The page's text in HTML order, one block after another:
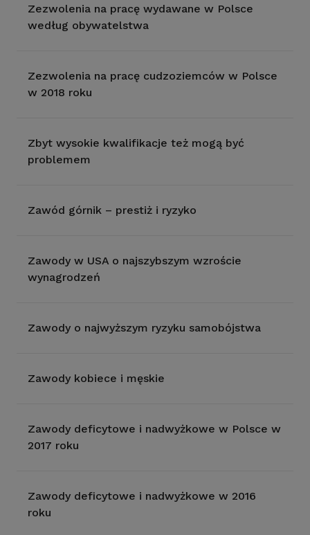
Zezwolenia na pracę wydawane w Polsce
według obywatelstwa
Zezwolenia na pracę cudzoziemców w Polsce
w 2018 roku
Zbyt wysokie kwalifikacje też mogą być
problemem
Zawód górnik – prestiż i ryzyko
Zawody w USA o najszybszym wzroście
wynagrodzeń
Zawody o najwyższym ryzyku samobójstwa
Zawody kobiece i męskie
Zawody deficytowe i nadwyżkowe w Polsce w
2017 roku
Zawody deficytowe i nadwyżkowe w 2016
roku